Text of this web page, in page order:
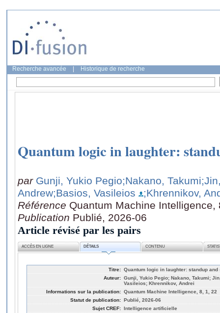
Recherche avancée Historique de recherche
Quantum logic in laughter:
par Gunji, Yukio Pegio;Nakano, Takumi
Andrew;Basios, Vasileios
;Khrennikov,
Référence Quantum Machine Intelligence,
Publication Publié, 2026-06
Article révisé par les pairs
ACCÈS EN LIGNE DÉTAILS CONTENU
Titre: Quantum logic in laughter: standup
Auteur: Gunji, Yukio Pegio; Nakano, Takumi;
Vasileios; Khrennikov, Andrei
Informations sur la publication: Quantum Machine Intelligence, 8, 1, 22
Statut de publication: Publié, 2026-06
Sujet CREF: Intelligence artificielle